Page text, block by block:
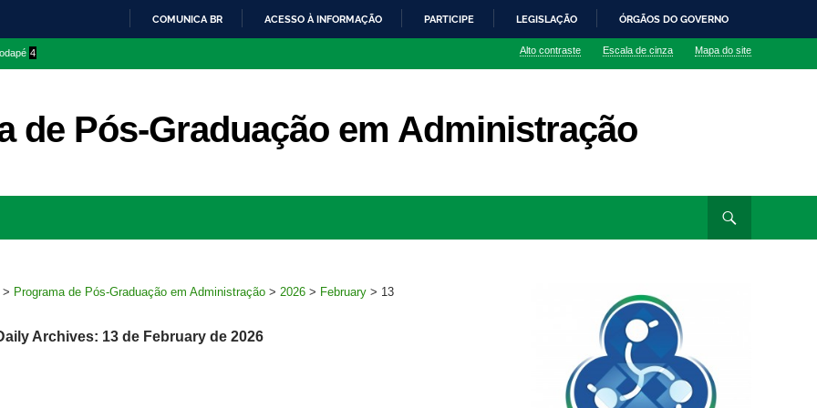
O
COMUNICA BR ACESSO À INFORMAÇÃO PARTICIPE LEGISLAÇÃO ÓRGÃOS DO GOVERNO
4 Alto contraste Escala de cinza Mapa do site
de Pós-Graduação em Administração
> Programa de Pós-Graduação em Administração > 2026 > February > 13
Archives: 13 de February de 2026